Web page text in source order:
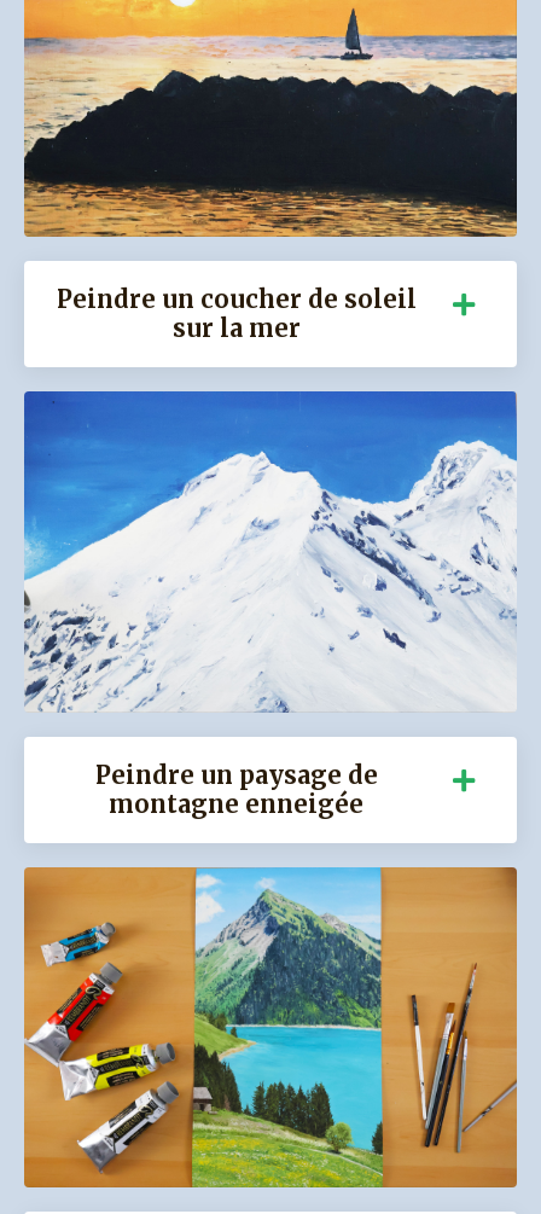
Peindre un coucher de soleil
sur la mer
Peindre un paysage de
montagne enneigée